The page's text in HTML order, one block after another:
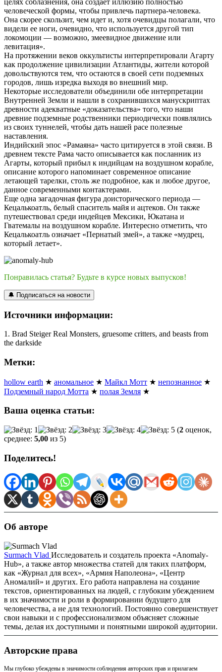
человеческой формы, чтобы привлечь партнера-человека.
Она скорее скользит, чем идет и, хотя очевидцы полагали, что
видели ее ноги, очевидно, что используется другой тип
локомоции — возможно, змеевидное движение или
левитация».
На протяжении веков оккультисты интерпретировали Агарту
как продолжение цивилизации Атлантиды, жители которой
довольствуются тем, что остаются в своей сети подземных
городов, лишь изредка выходя во внешний мир.
Некоторые исследователи объединили обе интерпретации
Внутренней Земли и нашли в сохранившихся манускриптах
древности адекватные «доказательства» того, что наши
древние подземные родственники периодически появлялись
из своих туннелей, чтобы дать нашей расе полезные
наставления.
Индийский эпос «Рамаяна» часто цитируется в этой связи. В
древнем тексте Рама часто описывается как посланник из
Агарты, который прибыл к индийцам на воздушном корабле,
описание которого напоминает современное описание
летающей тарелки, столь же подробное, как и любое другое,
данное современными контактерами.
Еще одна загадочная фигура доисторического периода —
Кецалькоатль, белый спаситель майя и ацтеков. Он также
путешествовал среди индейцев Мексики, Юкатана и
Гватемалы на воздушном корабле. Интересно отметить, что
Кецалькоатль означает «Пернатый змей», а также «мудрец,
который летает».
Понравилась статья? Будьте в курсе новых выпусков!
🔔 Подписаться на новости
Источники информации:
1. Brad Steiger Real Monsters, gruesome critters, and beasts from
the darkside
Метки:
hollow earth ★ аномальное ★ Майкл Мотт ★ непознанное ★
Подземный народ Мотта ★ полая Земля ★
Ваша оценка статьи:
(2 оценок,
среднее: 5,00 из 5)
Поделитесь!
Об авторе
Surmach Vlad Исследователь и создатель проекта «Anomaly-
Hub», а также автор множества статей для таких платформ,
как «Журнал для всех», «Армия Наполеона», «Центр
Аномалий» и других. Его работа направлена на создание
текстов, ориентированных на людей, с глубоким убеждением
в их значимости и роли в формировании будущего для
человечества, а не для технологий. Постоянно совершенствует
свои навыки и с профессионализмом объясняет сложные
темы, делая их доступными и понятными широкой аудитории.
Авторские права
Мы глубоко убеждены в значимости соблюдения авторских прав и прилагаем